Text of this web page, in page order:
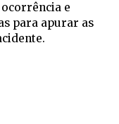
ocorrência e
para apurar as